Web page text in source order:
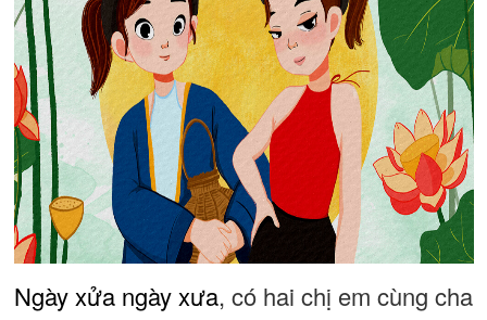
Ngày xửa ngày xưa, có hai chị em cùng cha